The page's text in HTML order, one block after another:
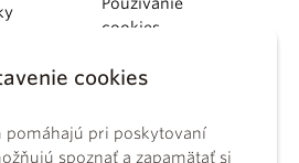
cookies
pomáhajú pri poskytovaní
spoznať a zapamätať si
Používanie
cookies